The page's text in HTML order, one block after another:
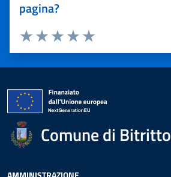
pagina?
Valuta 5 stelle su 5
Valuta 4 stelle su 5
Valuta 3 stelle su 5
Valuta 2 stelle su 5
Valuta 1 stelle su 5
Comune di Bitritto